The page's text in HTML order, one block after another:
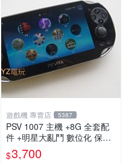
遊戲機 專賣店 5387
PSV 1007 主機 +8G 全套配
件 +明星大亂鬥 數位化 保修
一年 品質有保障
$3,700